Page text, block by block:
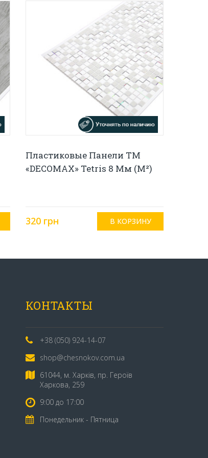
Пластиковые Панели ТМ
«DECOMAX» Tetris 8 Мм (м²)
320 грн
КОНТАКТЫ
+38 (050) 924-14-07
shop@chesnokov.com.ua
61044, м. Харків, пр. Героїв
Харкова, 259
9:00 до 17:00
Понедельник - Пятница